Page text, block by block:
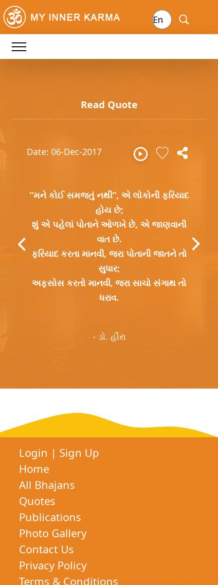
Read Quote
Date: 06-Dec-2017
“મને કોઈ સમજતું નથી”, એ લોકોની ફરિયાદ
હોય છે;
શું એ પહેલાં પોતાને ઓળખે છે, એ જાણવાની
વાત છે.
ફરિયાદ કરતા માનવી, જરા પોતાની જાતને તો
સુધાર;
અફસોસ કરતો માનવી, જરા સાચો સંગાથ તો
ધરાવ.
- ડો. હીરા
Login | Sign Up
Home
All Bhajans
Quotes
Publications
Photo Gallery
Contact Us
Privacy Policy
Terms & Conditions